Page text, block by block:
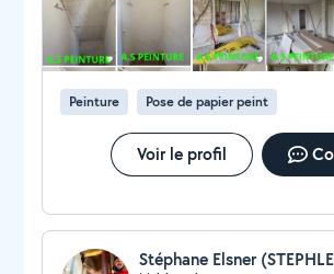
Peinture Pose de papier peint
Voir le profil